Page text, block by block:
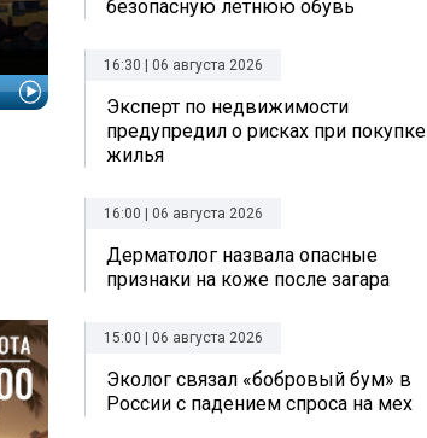
безопасную летнюю обувь
16:30 | 06 августа 2026
Эксперт по недвижимости
предупредил о рисках при покупке
жилья
16:00 | 06 августа 2026
Дерматолог назвала опасные
признаки на коже после загара
15:00 | 06 августа 2026
Эколог связал «бобровый бум» в
России с падением спроса на мех